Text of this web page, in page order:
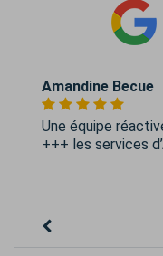
Amandine Becue
Une équipe
+++ les services